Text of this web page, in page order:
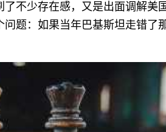
不少存在感，又是出面调解美
题：如果当年巴基斯坦走错了